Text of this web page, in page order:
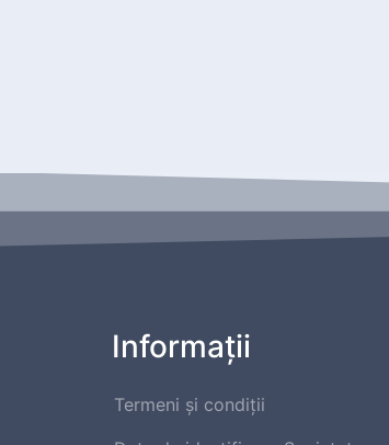
Informaţii
Termeni și condiții